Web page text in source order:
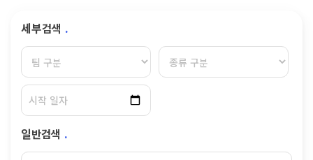
세부검색 .
일반검색 .